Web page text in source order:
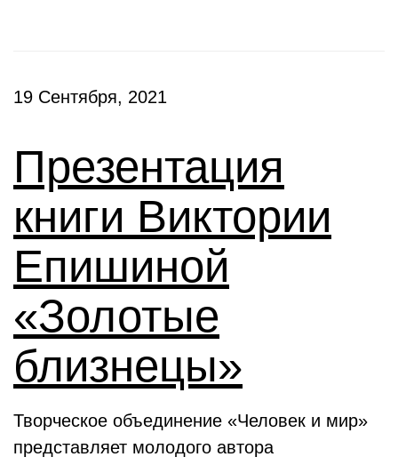
19 Сентября, 2021
Презентация
книги Виктории
Епишиной
«Золотые
близнецы»
Творческое объединение «Человек и мир»
представляет молодого автора